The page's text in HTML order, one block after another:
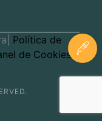
Política de
de Cookies